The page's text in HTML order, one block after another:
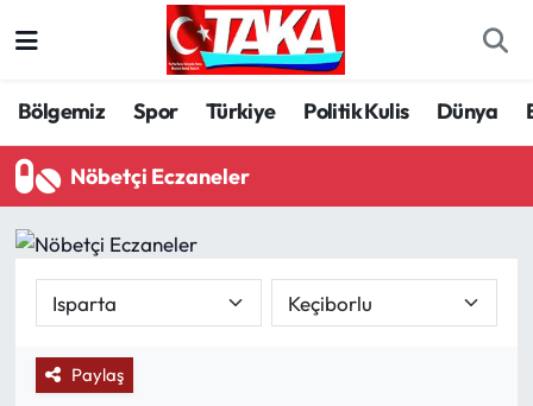
Bölgemiz Spor Türkiye Politik Kulis Dünya
Nöbetçi Eczaneler
Paylaş
Spor
Türkiye
Politika
Politik Kulis
Trabzon Hava Durumu
Trabzon Trafik Yoğunluk Haritası
Tüm Manşetler
Son Dakika Haberleri